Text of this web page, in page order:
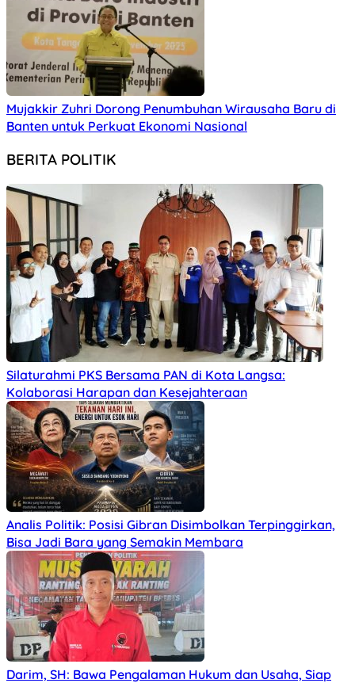
Mujakkir Zuhri Dorong Penumbuhan Wirausaha Baru di
Banten untuk Perkuat Ekonomi Nasional
BERITA POLITIK
Silaturahmi PKS Bersama PAN di Kota Langsa:
Kolaborasi Harapan dan Kesejahteraan
Analis Politik: Posisi Gibran Disimbolkan Terpinggirkan,
Bisa Jadi Bara yang Semakin Membara
Darim, SH: Bawa Pengalaman Hukum dan Usaha, Siap